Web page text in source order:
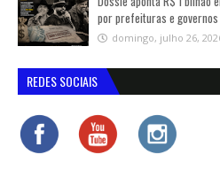
por prefeituras e
domingo, julho 26,
REDES SOCIAIS